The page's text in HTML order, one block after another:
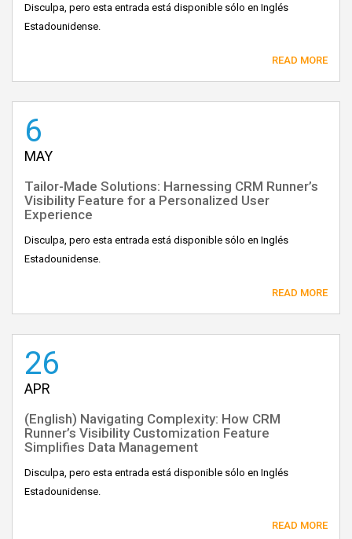
Disculpa, pero esta entrada está disponible sólo en Inglés
Estadounidense.
READ MORE
6
MAY
Tailor-Made Solutions: Harnessing CRM Runner’s
Visibility Feature for a Personalized User
Experience
Disculpa, pero esta entrada está disponible sólo en Inglés
Estadounidense.
READ MORE
26
APR
(English) Navigating Complexity: How CRM
Runner’s Visibility Customization Feature
Simplifies Data Management
Disculpa, pero esta entrada está disponible sólo en Inglés
Estadounidense.
READ MORE